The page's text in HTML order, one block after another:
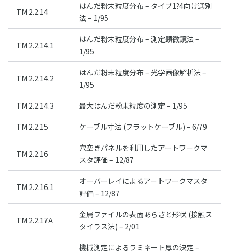
TM 2.2.14
はんだ粉末粒度分布 – タイプ1?4向け選別
法 – 1/95
TM 2.2.14.1
はんだ粉末粒度分布 – 測定顕微鏡法 –
1/95
TM 2.2.14.2
はんだ粉末粒度分布 – 光学画像解析法 –
1/95
TM 2.2.14.3 最大はんだ粉末粒度の測定 – 1/95
TM 2.2.15 ケーブル寸法 (フラットケーブル) – 6/79
TM 2.2.16
穴空きパネルを利用したアートワークマ
スタ評価 – 12/87
TM 2.2.16.1
オーバーレイによるアートワークマスタ
評価 – 12/87
TM 2.2.17A
金属ファイルの表面あらさと形状 (接触ス
タイラス法) – 2/01
機械測定によるラミネート厚の決定 –